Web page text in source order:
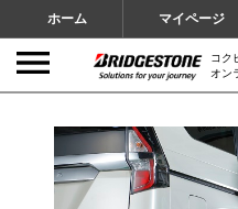
ホーム マイページ
コク
オン